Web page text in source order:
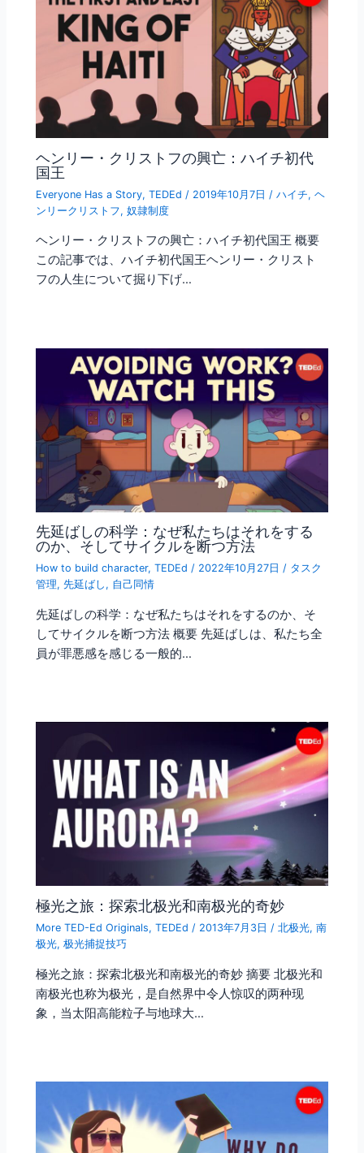
ヘンリー・クリストフの興亡：ハイチ初代
国王
Everyone Has a Story,TEDEd / 2019年10月7日 /ハイチ,ヘ
ンリークリストフ,奴隷制度
ヘンリー・クリストフの興亡：ハイチ初代国王 概要
この記事では、ハイチ初代国王ヘンリー・クリスト
フの人生について掘り下げ…
先延ばしの科学：なぜ私たちはそれをする
のか、そしてサイクルを断つ方法
How to build character,TEDEd / 2022年10月27日/ タスク
管理,先延ばし , 自己同情
先延ばしの科学：なぜ私たちはそれをするのか、そ
してサイクルを断つ方法 概要 先延ばしは、私たち全
員が罪悪感を感じる一般的…
極光之旅：探索北极光和南极光的奇妙
More TED-Ed Originals,TEDEd / 2013年7月3日/北极光,南
极光,极光捕捉技巧
極光之旅：探索北极光和南极光的奇妙 摘要 北极光和
南极光也称为极光，是自然界中令人惊叹的两种现
象，当太阳高能粒子与地球大…